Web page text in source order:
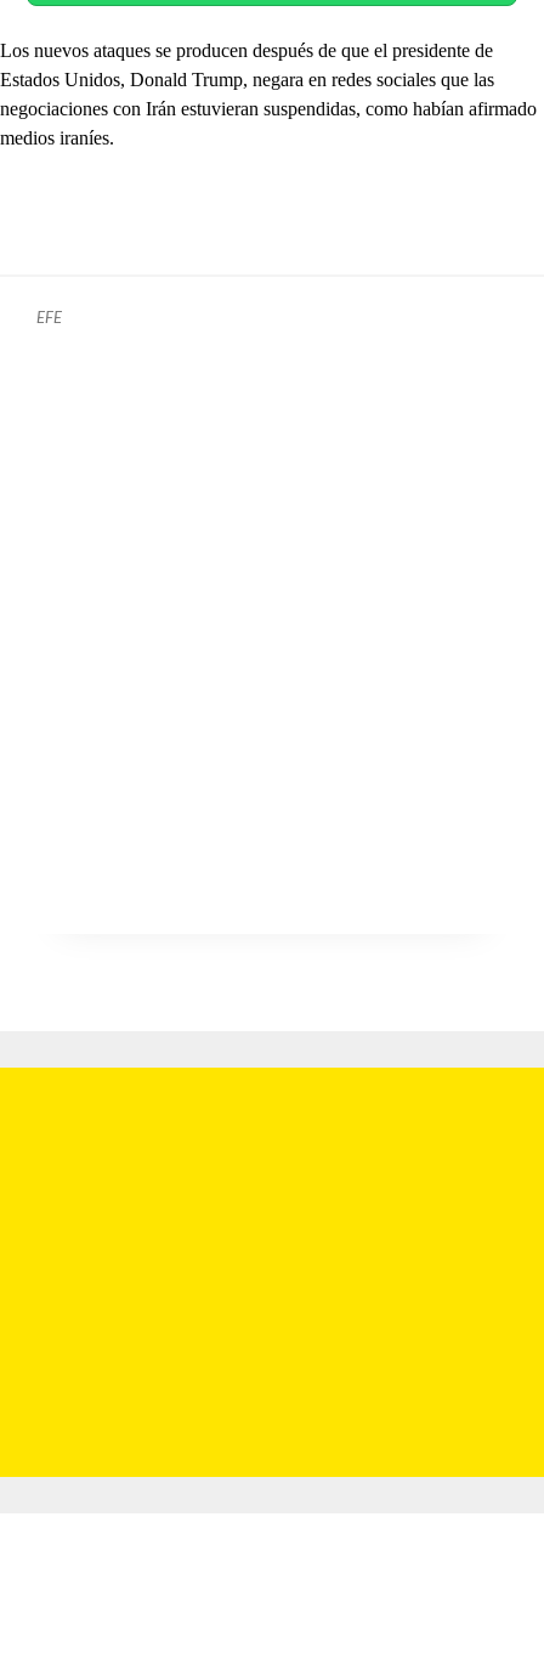
Los nuevos ataques se producen después de que el presidente de
Estados Unidos, Donald Trump, negara en redes sociales que las
negociaciones con Irán estuvieran suspendidas, como habían afirmado
medios iraníes.
EFE